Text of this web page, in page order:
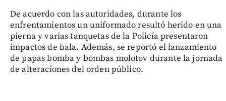
De acuerdo con las autoridades, durante los
enfrentamientos un uniformado resultó herido en una
pierna y varias tanquetas de la Policía presentaron
impactos de bala. Además, se reportó el lanzamiento
de papas bomba y bombas molotov durante la jornada
de alteraciones del orden público.